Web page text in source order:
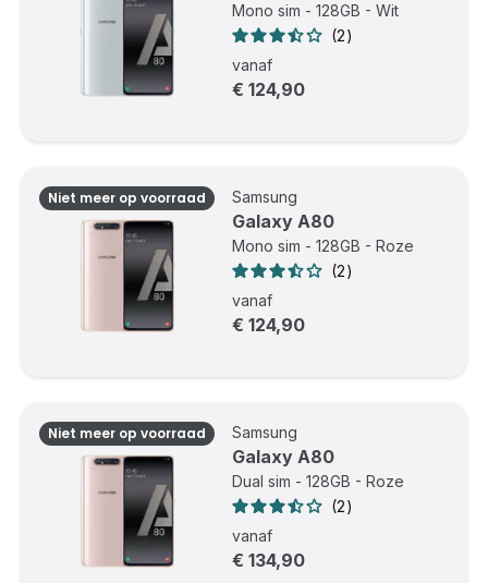
Mono sim - 128GB - Wit
2
vanaf
€ 124,90
Niet meer op voorraad Samsung
Galaxy A80
Mono sim - 128GB - Roze
2
vanaf
€ 124,90
Niet meer op voorraad Samsung
Galaxy A80
Dual sim - 128GB - Roze
2
vanaf
€ 134,90